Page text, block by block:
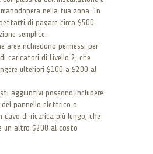
nella tua zona. In
di pagare circa $500
semplice.
aree richiedono permessi per
caricatori di Livello 2, che
ulteriori $100 a $200 al
aggiuntivi possono includere
pannello elettrico o
cavo di ricarica più lungo, che
un altro $200 al costo